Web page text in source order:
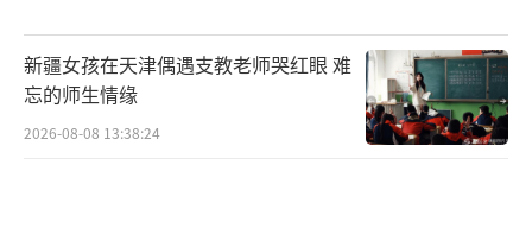
新疆女孩在天津偶遇支教老师哭红眼 难
忘的师生情缘
2026-08-08 13:38:24